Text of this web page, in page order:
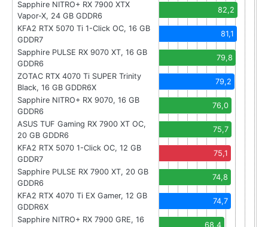
Sapphire NITRO+ RX 7900 XTX
Vapor-X, 24 GB GDDR6
82,2
KFA2 RTX 5070 Ti 1-Click OC, 16 GB
GDDR7
81,1
Sapphire PULSE RX 9070 XT, 16 GB
GDDR6
79,8
ZOTAC RTX 4070 Ti SUPER Trinity
Black, 16 GB GDDR6X
79,2
Sapphire NITRO+ RX 9070, 16 GB
GDDR6
76,0
ASUS TUF Gaming RX 7900 XT OC,
20 GB GDDR6
75,7
KFA2 RTX 5070 1-Click OC, 12 GB
GDDR7
75,1
Sapphire PULSE RX 7900 XT, 20 GB
GDDR6
74,8
KFA2 RTX 4070 Ti EX Gamer, 12 GB
GDDR6X
74,7
Sapphire NITRO+ RX 7900 GRE, 16
68,4